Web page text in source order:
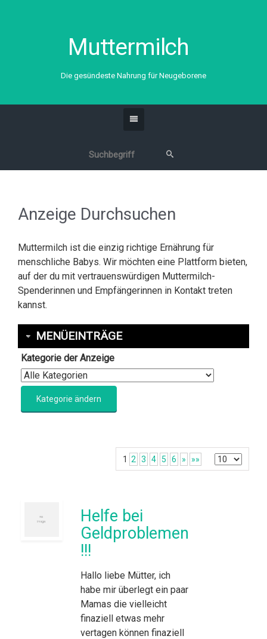
Muttermilch
Die gesündeste Nahrung für Neugeborene
Anzeige Durchsuchen
Muttermilch ist die einzig richtige Ernährung für
menschliche Babys. Wir möchten eine Plattform bieten,
auf der du mit vertrauenswürdigen Muttermilch-
Spenderinnen und Empfängerinnen in Kontakt treten
kannst.
MENÜEINTRÄGE
Kategorie der Anzeige
1 2 3 4 5 6 » »»
Helfe bei
Geldproblemen
!!!
Hallo liebe Mütter, ich
habe mir überlegt ein paar
Mamas die vielleicht
finaziell etwas mehr
vertagen können finaziell